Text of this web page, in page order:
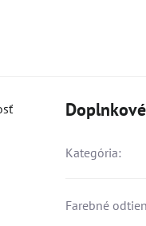
Kategória:
Farebné